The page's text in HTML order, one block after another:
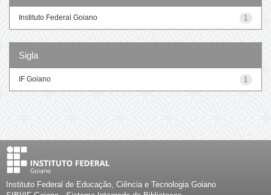
1
Instituto Federal Goiano
Sigla
1
IF Goiano
Instituto Federal de Educação, Ciência e Tecnologia Goiano